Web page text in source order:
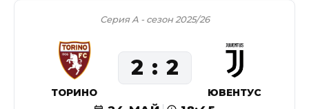
Серия А - сезон 2025/26
ТОРИНО
2 2
ЮВЕНТУС